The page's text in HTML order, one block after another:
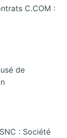
C.COM :
de
: Société